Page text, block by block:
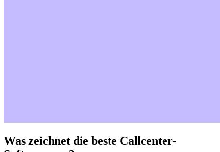
Was zeichnet die beste Callcenter-